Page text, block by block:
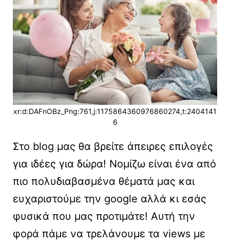
xr:d:DAFnOBz_Png:761,j:1175864360976860274,t:2404141
6
Στo blog μας θα βρείτε άπειρες επιλογές
για ιδέες για δώρα! Νομίζω είναι ένα από
πιο πολυδιαβασμένα θέματά μας και
ευχαριστούμε την google αλλά κι εσάς
φυσικά που μας προτιμάτε! Αυτή την
φορά πάμε να τρελάνουμε τα views με